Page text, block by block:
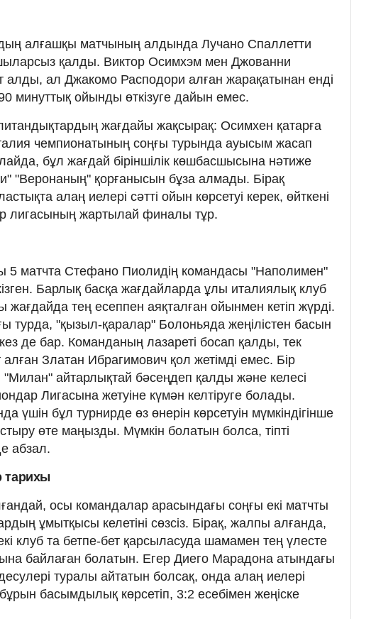
алғашқы матчының алдында Лучано Спаллетти
қалды. Виктор Осимхэм мен Джованни
алды, ал Джакомо Расподори алған жарақатынан енді
минуттық ойынды өткізуге дайын емес.
жағдайы жақсырақ: Осимхен қатарға
чемпионатының соңғы турында ауысым жасап
бұл жағдай біріншілік көшбасшысына нәтиже
"Веронаның" қорғанысын бұза алмады. Бірақ
алаң иелері сәтті ойын көрсетуі керек, өйткені
лигасының жартылай финалы тұр.
5 матчта Стефано Пиолидің командасы "Наполимен"
Барлық басқа жағдайларда ұлы италиялық клуб
жағдайда тең есеппен аяқталған ойынмен кетіп жүрді.
турда, "қызыл-қаралар" Болоньяда жеңілістен басын
де бар. Команданың лазареті босап қалды, тек
Златан Ибрагимович қол жетімді емес. Бір
"Милан" айтарлықтай бәсеңдеп қалды және келесі
Лигасына жетуіне күмән келтіруге болады.
үшін бұл турнирде өз өнерін көрсетуін мүмкіндігінше
өте маңызды. Мүмкін болатын болса, тіпті
абзал.
тарихы
осы командалар арасындағы соңғы екі матчты
ұмытқысы келетіні сөзсіз. Бірақ, жалпы алғанда,
клуб та бетпе-бет қарсыласуда шамамен тең үлесте
байлаған болатын. Егер Диего Марадона атындағы
туралы айтатын болсақ, онда алаң иелері
басымдылық көрсетіп, 3:2 есебімен жеңіске